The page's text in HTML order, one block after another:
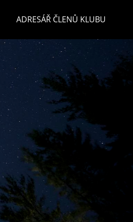
ADRESÁŘ ČLENŮ KLUBU